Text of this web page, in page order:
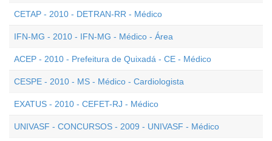
CETAP - 2010 - DETRAN-RR - Médico
IFN-MG - 2010 - IFN-MG - Médico - Área
ACEP - 2010 - Prefeitura de Quixadá - CE - Médico
CESPE - 2010 - MS - Médico - Cardiologista
EXATUS - 2010 - CEFET-RJ - Médico
UNIVASF - CONCURSOS - 2009 - UNIVASF - Médico